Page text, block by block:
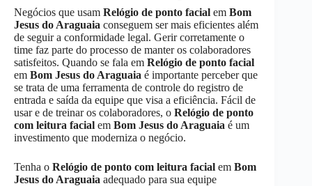
Negócios que usam Relógio de ponto facial em Bom
Jesus do Araguaia conseguem ser mais eficientes além
de seguir a conformidade legal. Gerir corretamente o
time faz parte do processo de manter os colaboradores
satisfeitos. Quando se fala em Relógio de ponto facial
em Bom Jesus do Araguaia é importante perceber que
se trata de uma ferramenta de controle do registro de
entrada e saída da equipe que visa a eficiência. Fácil de
usar e de treinar os colaboradores, o Relógio de ponto
com leitura facial em Bom Jesus do Araguaia é um
investimento que moderniza o negócio.
Tenha o Relógio de ponto com leitura facial em Bom
Jesus do Araguaia adequado para sua equipe